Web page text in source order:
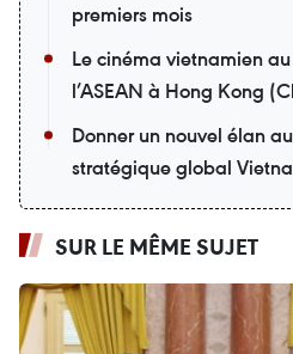
premiers mois
Le cinéma vietnamien
l’ASEAN à Hong Kong
Donner un nouvel élan
stratégique global
SUR LE MÊME SUJET